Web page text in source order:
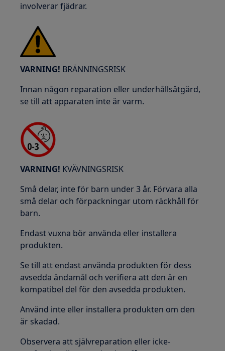
involverar fjädrar.
VARNING! BRÄNNINGSRISK
Innan någon reparation eller underhållsåtgärd,
se till att apparaten inte är varm.
VARNING! KVÄVNINGSRISK
Små delar, inte för barn under 3 år. Förvara alla
små delar och förpackningar utom räckhåll för
barn.
Endast vuxna bör använda eller installera
produkten.
Se till att endast använda produkten för dess
avsedda ändamål och verifiera att den är en
kompatibel del för den avsedda produkten.
Använd inte eller installera produkten om den
är skadad.
Observera att självreparation eller icke-